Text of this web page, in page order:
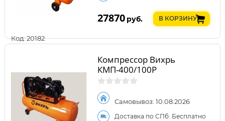
Код: 20182
27870 руб. В КОРЗИНУ
Компрессор Вихрь
КМП-400/100P
Самовывоз: 10.08.2026
Доставка по СПб: Бесплатно